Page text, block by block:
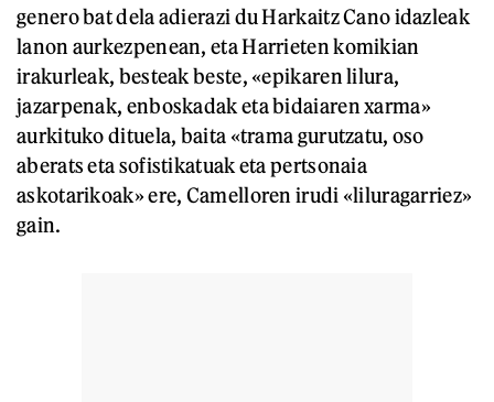
genero bat dela adierazi du Harkaitz Cano idazleak
lanon aurkezpenean, eta Harrieten komikian
irakurleak, besteak beste, «epikaren lilura,
jazarpenak, enboskadak eta bidaiaren xarma»
aurkituko dituela, baita «trama gurutzatu, oso
aberats eta sofistikatuak eta pertsonaia
askotarikoak» ere, Camelloren irudi «liluragarriez»
gain.